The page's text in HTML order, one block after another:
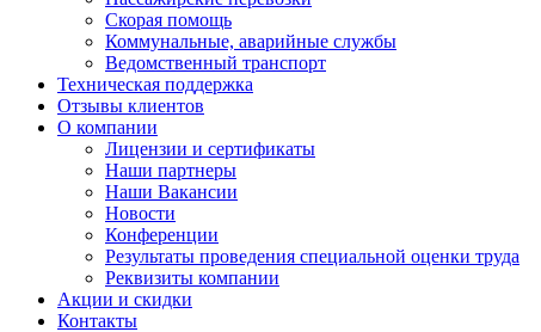
Скорая помощь
Коммунальные, аварийные службы
Ведомственный транспорт
Техническая поддержка
Отзывы клиентов
О компании
Лицензии и сертификаты
Наши партнеры
Наши Вакансии
Новости
Конференции
Результаты проведения специальной оценки труда
Реквизиты компании
Акции и скидки
Контакты